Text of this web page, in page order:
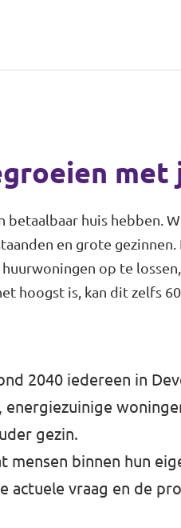
met
huis hebben.
en grote
op te
hoogst is, kan dit zelfs
2040 iedereen in
gezin.
mensen binnen hun
actuele vraag en de